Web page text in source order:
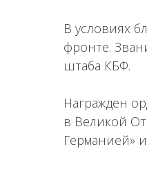
В условиях
фронте.
штаба КБФ.
Награждён
в Великой
Германией»